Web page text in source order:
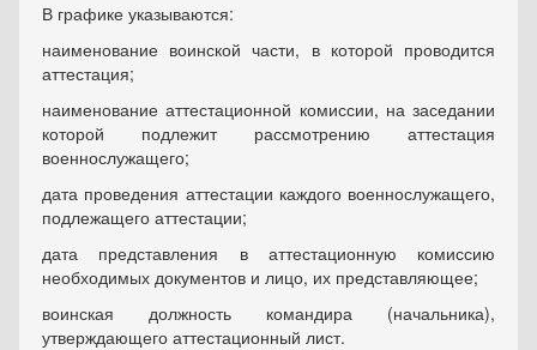
В графике указываются:
наименование воинской части, в которой проводится
аттестация;
наименование аттестационной комиссии, на заседании
которой подлежит рассмотрению аттестация
военнослужащего;
дата проведения аттестации каждого военнослужащего,
подлежащего аттестации;
дата представления в аттестационную комиссию
необходимых документов и лицо, их представляющее;
воинская должность командира (начальника),
утверждающего аттестационный лист.